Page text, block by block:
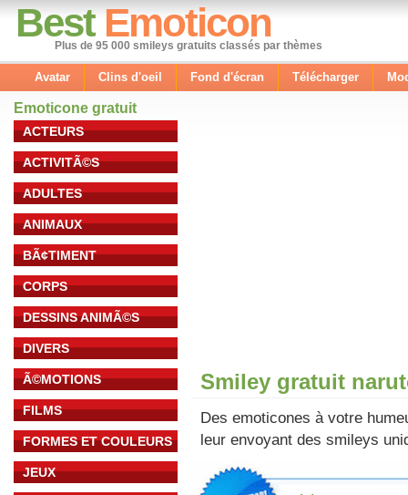
Best Emoticon
Plus de 95 000 smileys gratuits classés par thèmes
Avatar Clins d'oeil Fond d'écran Télécharger
Emoticone gratuit
ACTEURS
ACTIVITÃ©S
ADULTES
ANIMAUX
BÃ¢TIMENT
CORPS
DESSINS ANIMÃ©S
DIVERS
Ã©MOTIONS
FILMS
FORMES ET COULEURS
JEUX
Smiley gratuit
Des emoticones à votre
leur envoyant des smileys